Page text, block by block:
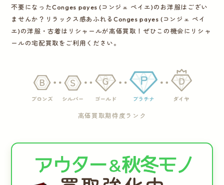
不要になったConges payes (コンジェ ペイエ)のお洋服はござい
ませんか？リラックス感あふれるConges payes (コンジェ ペイ
エ)の洋服・古着はリシャールが高価買取！ぜひこの機会にリシャ
ールの宅配買取をご利用ください。
高価買取期待度ランク